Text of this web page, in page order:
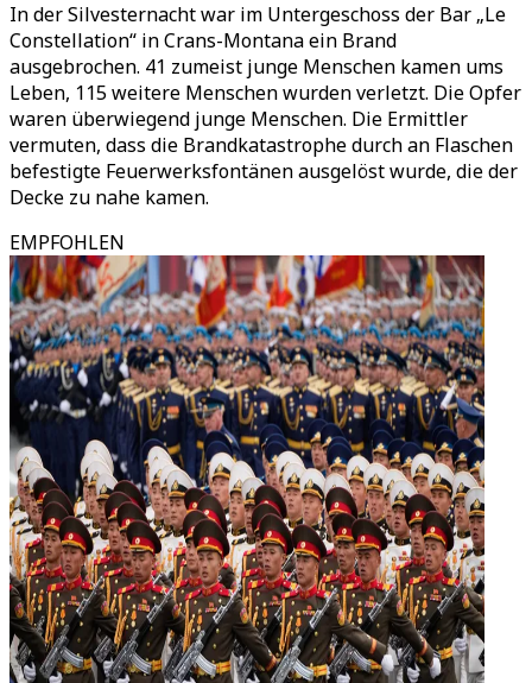
In der Silvesternacht war im Untergeschoss der Bar „Le
Constellation“ in Crans-Montana ein Brand
ausgebrochen. 41 zumeist junge Menschen kamen ums
Leben, 115 weitere Menschen wurden verletzt. Die Opfer
waren überwiegend junge Menschen. Die Ermittler
vermuten, dass die Brandkatastrophe durch an Flaschen
befestigte Feuerwerksfontänen ausgelöst wurde, die der
Decke zu nahe kamen.
EMPFOHLEN